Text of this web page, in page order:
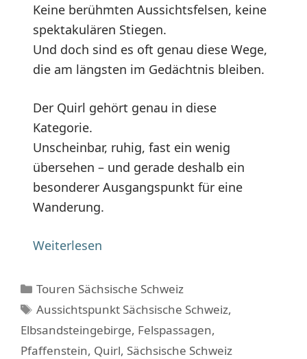
Keine berühmten Aussichtsfelsen, keine
spektakulären Stiegen.
Und doch sind es oft genau diese Wege,
die am längsten im Gedächtnis bleiben.
Der Quirl gehört genau in diese
Kategorie.
Unscheinbar, ruhig, fast ein wenig
übersehen – und gerade deshalb ein
besonderer Ausgangspunkt für eine
Wanderung.
Weiterlesen
Kategorien
Touren Sächsische Schweiz
Schlagwörter
Aussichtspunkt Sächsische Schweiz,
Elbsandsteingebirge, Felspassagen,
Pfaffenstein, Quirl, Sächsische Schweiz